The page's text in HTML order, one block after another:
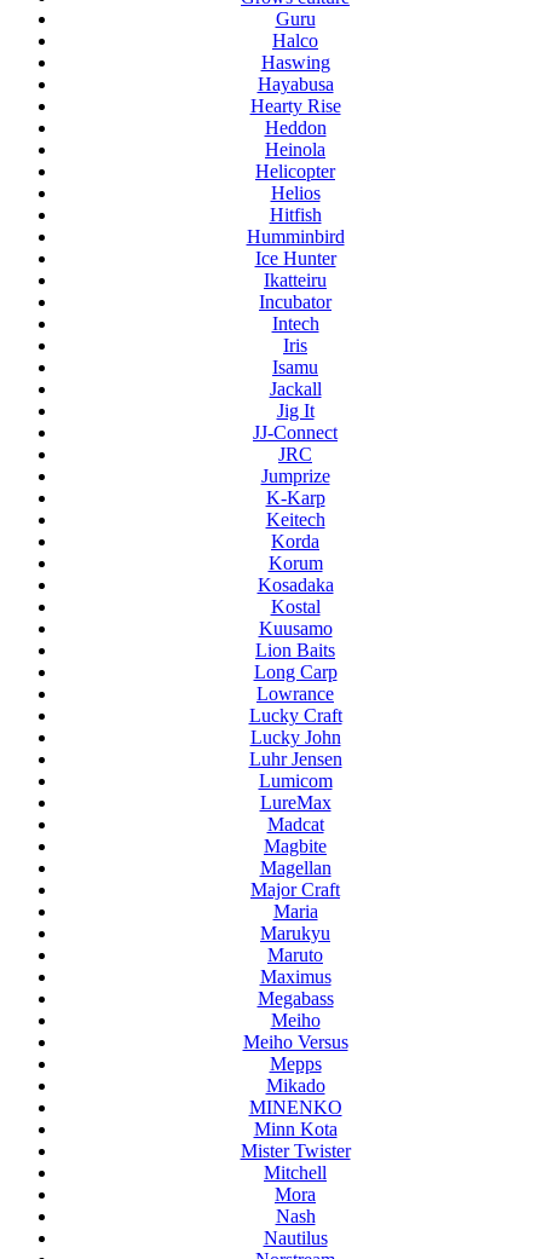
Guru
Halco
Haswing
Hayabusa
Hearty Rise
Heddon
Heinola
Helicopter
Helios
Hitfish
Humminbird
Ice Hunter
Ikatteiru
Incubator
Intech
Iris
Isamu
Jackall
Jig It
JJ-Connect
JRC
Jumprize
K-Karp
Keitech
Korda
Korum
Kosadaka
Kostal
Kuusamo
Lion Baits
Long Carp
Lowrance
Lucky Craft
Lucky John
Luhr Jensen
Lumicom
LureMax
Madcat
Magbite
Magellan
Major Craft
Maria
Marukyu
Maruto
Maximus
Megabass
Meiho
Meiho Versus
Mepps
Mikado
MINENKO
Minn Kota
Mister Twister
Mitchell
Mora
Nash
Nautilus